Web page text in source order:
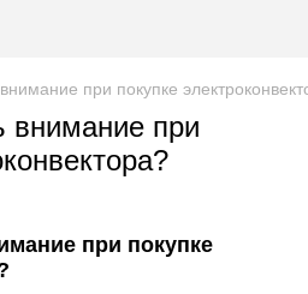
при покупке
внимание при
при покупке